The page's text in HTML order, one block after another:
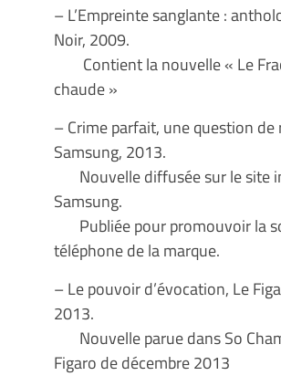
– L’Empreinte sanglante :
Noir, 2009.
Contient la nouvelle « Le
chaude »
– Crime parfait, une question de
Samsung, 2013.
Nouvelle diffusée sur le site
Samsung.
Publiée pour promouvoir la
téléphone de la marque.
– Le pouvoir d’évocation, Le
2013.
Nouvelle parue dans So
Figaro de décembre 2013